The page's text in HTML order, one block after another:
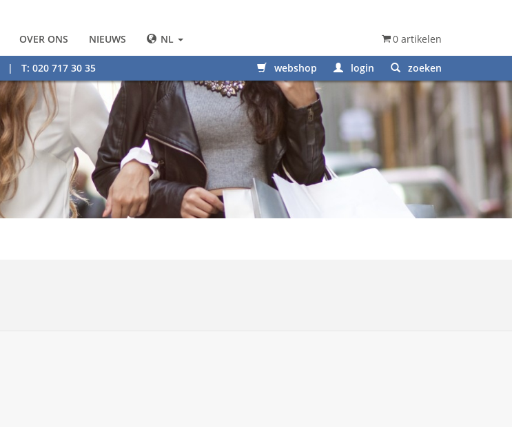
OVER ONS NIEUWS NL 0 artikelen
| T: 020 717 30 35 webshop login zoeken